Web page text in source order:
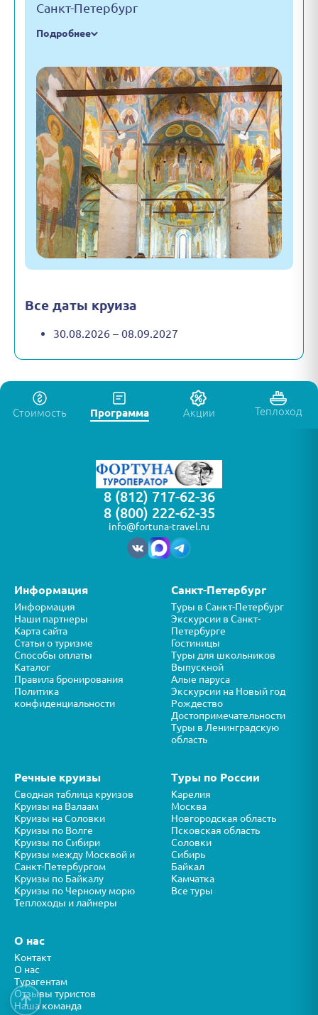
Санкт-Петербург
Подробнее
Все даты круиза
30.08.2026 – 08.09.2027
Стоимость Программа Акции Теплоход
8 (812) 717-62-36
8 (800) 222-62-35
info@fortuna-travel.ru
Информация
Информация
Наши партнеры
Карта сайта
Статьи о туризме
Способы оплаты
Каталог
Правила бронирования
Политика
конфиденциальности
Санкт-Петербург
Туры в Санкт-Петербург
Экскурсии в Санкт-
Петербурге
Гостиницы
Туры для школьников
Выпускной
Алые паруса
Экскурсии на Новый год
Рождество
Достопримечательности
Туры в Ленинградскую
область
Речные круизы
Сводная таблица круизов
Круизы на Валаам
Круизы на Соловки
Круизы по Волге
Круизы по Сибири
Круизы между Москвой и
Санкт-Петербургом
Круизы по Байкалу
Круизы по Черному морю
Теплоходы и лайнеры
Туры по России
Карелия
Москва
Новгородская область
Псковская область
Соловки
Сибирь
Байкал
Камчатка
Все туры
О нас
Контакт
О нас
Турагентам
Отзывы туристов
Наша команда
↑